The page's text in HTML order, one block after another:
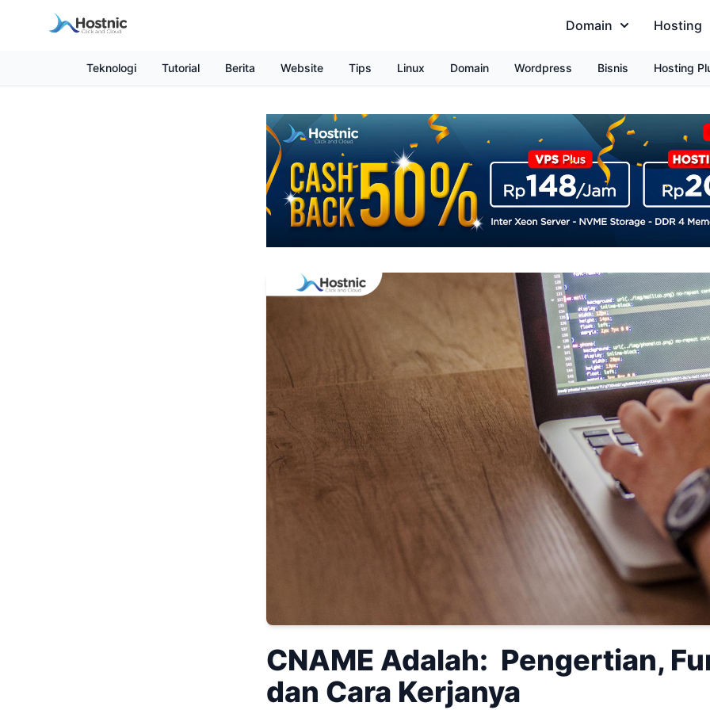
Domain Hosting
Teknologi Tutorial Berita Website Tips Linux Domain Wordpress Bisnis Hosting
CNAME Adalah: Pengertian,
dan Cara Kerjanya